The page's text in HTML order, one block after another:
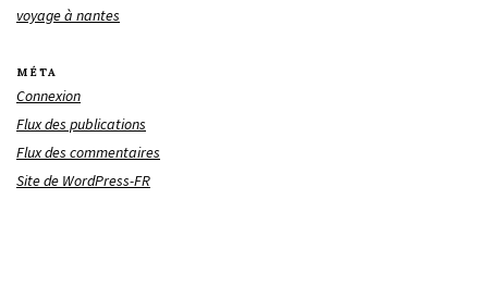
voyage à nantes
MÉTA
Connexion
Flux des publications
Flux des commentaires
Site de WordPress-FR